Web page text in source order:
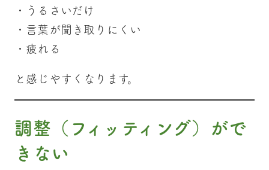
・うるさいだけ
・言葉が聞き取りにくい
・疲れる
と感じやすくなります。
調整（フィッティング）がで
きない